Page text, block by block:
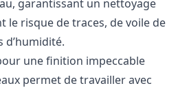
garantissant un nettoyage
le risque de traces, de voile de
d’humidité.
une finition impeccable
permet de travailler avec